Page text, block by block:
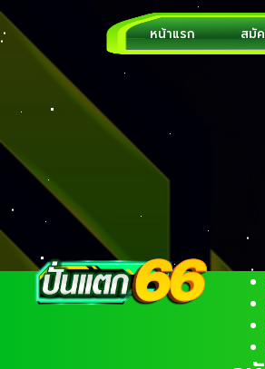
หน้าแรก สมั
qr code generator
เข้าถึงลูกค้า
สำเร็จรูป สร้
qrcode
QR Code ดีกว่า URL
Uniform Resource